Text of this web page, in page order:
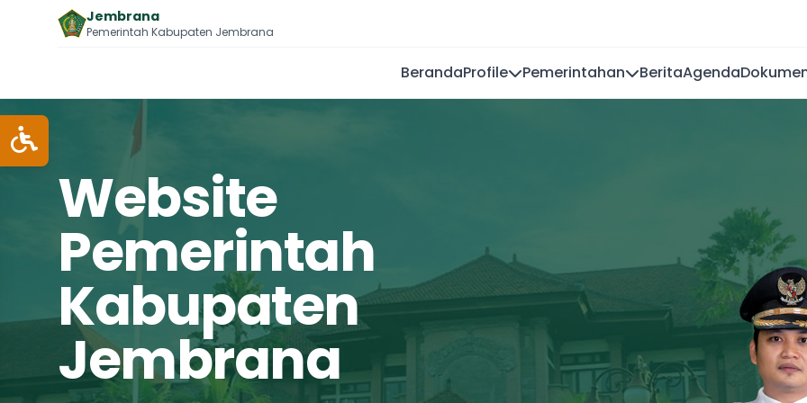
Jembrana
Pemerintah Kabupaten Jembrana
BerandaProfile Pemerintahan BeritaAgenda
Website
Pemerintah
Kabupaten
Jembrana